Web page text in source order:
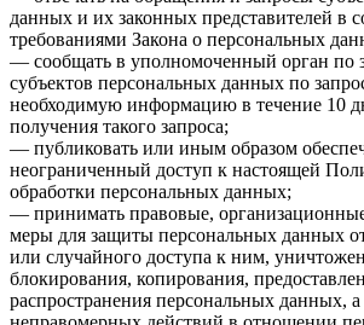
данных и их законных представителей в
требованиями Закона о персональных
— сообщать в уполномоченный орган по
субъектов персональных данных по
необходимую информацию в течение 10
получения такого запроса;
— публиковать или иным образом
неограниченный доступ к настоящей
обработки персональных данных;
— принимать правовые,
меры для защиты персональных данных
или случайного доступа к ним,
блокирования, копирования,
распространения персональных данных,